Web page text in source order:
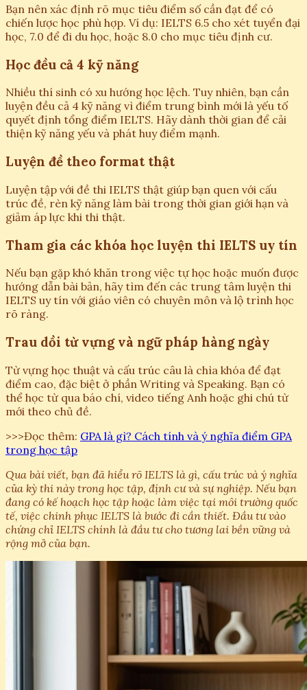
Bạn nên xác định rõ mục tiêu điểm số cần đạt để có
chiến lược học phù hợp. Ví dụ: IELTS 6.5 cho xét tuyển đại
học, 7.0 để đi du học, hoặc 8.0 cho mục tiêu định cư.
Học đều cả 4 kỹ năng
Nhiều thí sinh có xu hướng học lệch. Tuy nhiên, bạn cần
luyện đều cả 4 kỹ năng vì điểm trung bình mới là yếu tố
quyết định tổng điểm IELTS. Hãy dành thời gian để cải
thiện kỹ năng yếu và phát huy điểm mạnh.
Luyện đề theo format thật
Luyện tập với đề thi IELTS thật giúp bạn quen với cấu
trúc đề, rèn kỹ năng làm bài trong thời gian giới hạn và
giảm áp lực khi thi thật.
Tham gia các khóa học luyện thi IELTS uy tín
Nếu bạn gặp khó khăn trong việc tự học hoặc muốn được
hướng dẫn bài bản, hãy tìm đến các trung tâm luyện thi
IELTS uy tín với giáo viên có chuyên môn và lộ trình học
rõ ràng.
Trau dồi từ vựng và ngữ pháp hàng ngày
Từ vựng học thuật và cấu trúc câu là chìa khóa để đạt
điểm cao, đặc biệt ở phần Writing và Speaking. Bạn có
thể học từ qua báo chí, video tiếng Anh hoặc ghi chú từ
mới theo chủ đề.
>>>Đọc thêm: GPA là gì? Cách tính và ý nghĩa điểm GPA
trong học tập
Qua bài viết, bạn đã hiểu rõ IELTS là gì, cấu trúc và ý nghĩa
của kỳ thi này trong học tập, định cư và sự nghiệp. Nếu bạn
đang có kế hoạch học tập hoặc làm việc tại môi trường quốc
tế, việc chinh phục IELTS là bước đi cần thiết. Đầu tư vào
chứng chỉ IELTS chính là đầu tư cho tương lai bền vững và
rộng mở của bạn.